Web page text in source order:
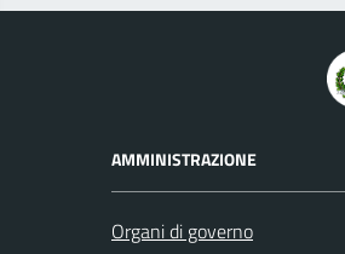
AMMINISTRAZIONE
Organi di governo